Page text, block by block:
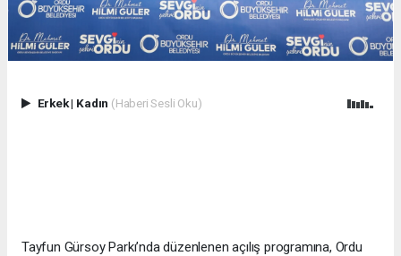
Erkek| Kadın (Haberi Sesli Oku)
Tayfun Gürsoy Parkı’nda düzenlenen açılış programına, Ordu